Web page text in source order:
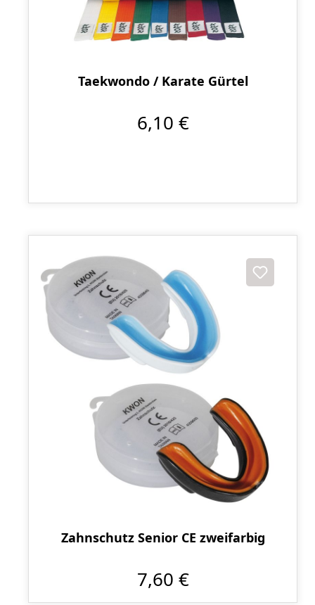
Taekwondo / Karate Gürtel
6,10 €
Zahnschutz Senior CE zweifarbig
7,60 €